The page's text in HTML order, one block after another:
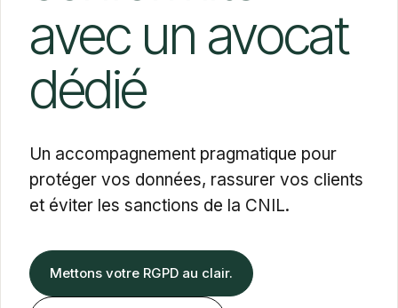
avec un avocat
dédié
Un accompagnement pragmatique pour
protéger vos données, rassurer vos clients
et éviter les sanctions de la CNIL.
Mettons votre RGPD au clair.